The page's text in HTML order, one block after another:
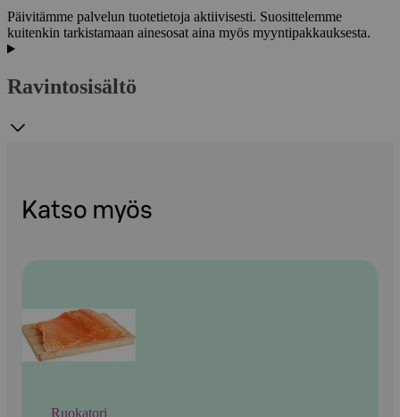
Päivitämme palvelun tuotetietoja aktiivisesti. Suosittelemme
kuitenkin tarkistamaan ainesosat aina myös myyntipakkauksesta.
Ravintosisältö
Katso myös
Ruokatori